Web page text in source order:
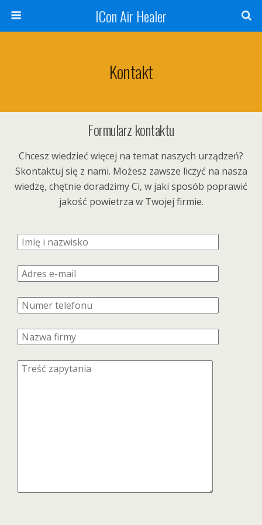
ICon Air Healer
Kontakt
Formularz kontaktu
Chcesz wiedzieć więcej na temat naszych urządzeń?
Skontaktuj się z nami. Możesz zawsze liczyć na nasza
wiedzę, chętnie doradzimy Ci, w jaki sposób poprawić
jakość powietrza w Twojej firmie.